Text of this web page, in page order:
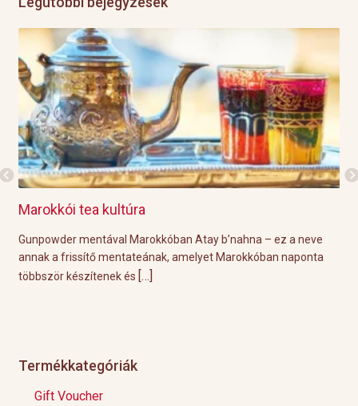
b’nahna – ez a neve
Marokkóban naponta
Grillre visszük a teát!
A közelgő indián nyár és a kellemesen
tökéletes körülményeket biztosítanak a
Éppen ezért ebben a
Termékkategóriák
Gift Voucher